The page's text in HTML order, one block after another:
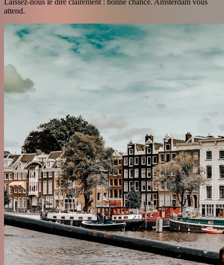
Laissez-nous le dire clairement : bonne chance. Amsterdam vous
attend.